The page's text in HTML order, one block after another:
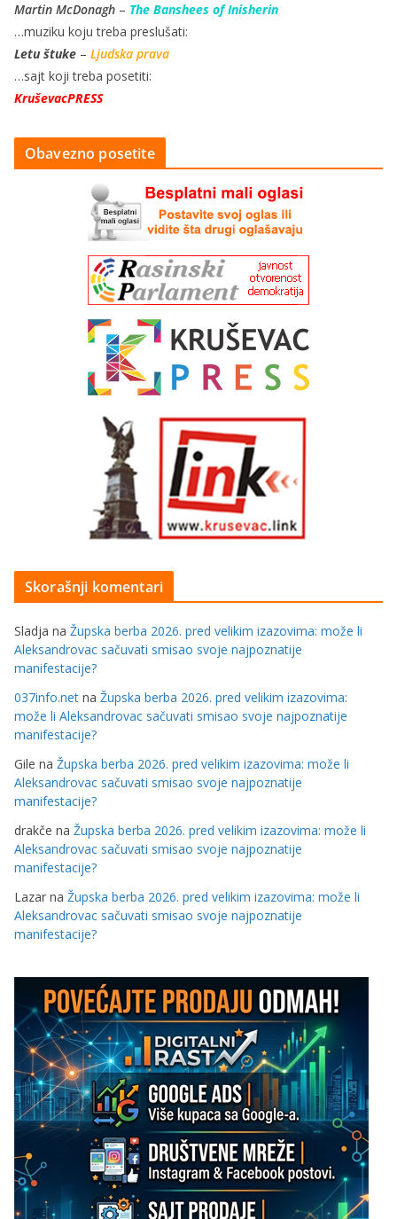
Martin McDonagh – The Banshees of Inisherin
…muziku koju treba preslušati:
Letu štuke – Ljudska prava
…sajt koji treba posetiti:
KruševacPRESS
Obavezno posetite
Skorašnji komentari
Sladja na Župska berba 2026. pred velikim izazovima: može li
Aleksandrovac sačuvati smisao svoje najpoznatije
manifestacije?
037info.net na Župska berba 2026. pred velikim izazovima:
može li Aleksandrovac sačuvati smisao svoje najpoznatije
manifestacije?
Gile na Župska berba 2026. pred velikim izazovima: može li
Aleksandrovac sačuvati smisao svoje najpoznatije
manifestacije?
drakče na Župska berba 2026. pred velikim izazovima: može li
Aleksandrovac sačuvati smisao svoje najpoznatije
manifestacije?
Lazar na Župska berba 2026. pred velikim izazovima: može li
Aleksandrovac sačuvati smisao svoje najpoznatije
manifestacije?